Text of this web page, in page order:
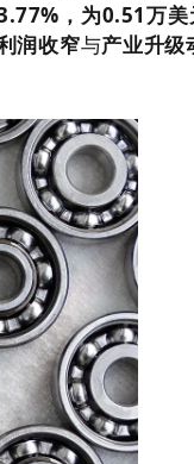
，为0.51万美
润收窄与产业升级